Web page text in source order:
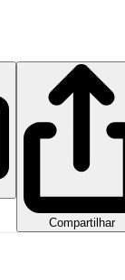
Compartilhar